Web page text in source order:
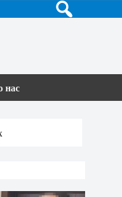
нас